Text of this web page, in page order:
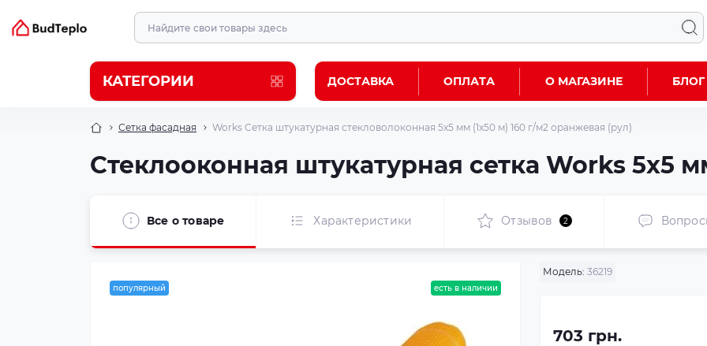
КАТЕГОРИИ ДОСТАВКА ОПЛАТА О МАГАЗИНЕ БЛОГ
Сетка фасадная Works Сетка штукатурная стекловолоконная 5x5 мм (1x50 м) 160 г/м2 оранжевая (рул)
Стеклооконная штукатурная сетка Works 5x5
Все о товаре Характеристики Отзывов 2
популярный есть в наличии
Модель: 36219
703 грн.